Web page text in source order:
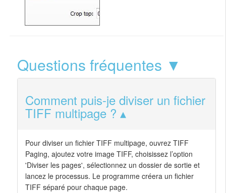
Questions fréquentes ▼
Comment puis-je diviser un fichier
TIFF multipage ?
Pour diviser un fichier TIFF multipage, ouvrez TIFF
Paging, ajoutez votre image TIFF, choisissez l’option
'Diviser les pages', sélectionnez un dossier de sortie et
lancez le processus. Le programme créera un fichier
TIFF séparé pour chaque page.